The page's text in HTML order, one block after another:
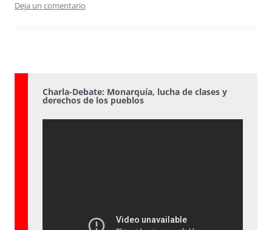
Deja un comentario
Charla-Debate: Monarquía, lucha de clases y
derechos de los pueblos